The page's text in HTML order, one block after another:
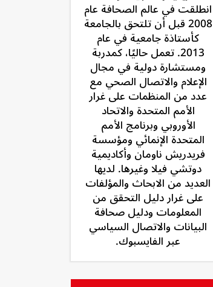
انطلقت في عالم الصحافة عام
2008 قبل أن تلتحق بالجامعة
كأستاذة جامعية في عام
2013. تعمل حاليًا، كمدربة
ومستشارة دولية في مجال
الإعلام والاتصال الصحي مع
عدد من المنظمات على غرار
الأمم المتحدة والاتحاد
الأوروبي وبرنامج الأمم
المتحدة الإنمائي ومؤسسة
فريدريش ناومان وأكاديمية
دوتشي فيلا وغيرها. لديها
العديد من الابحاث والمؤلفات
على غرار دليل التحقق من
المعلومات ودليل صحافة
البيانات والاتصال السياسي
عبر الفايسبوك.